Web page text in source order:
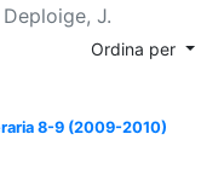
J.
Ordina per
8-9 (2009-2010)